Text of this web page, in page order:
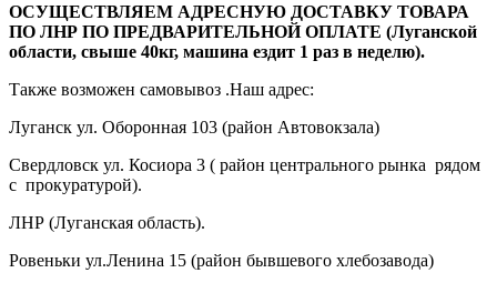
ОСУЩЕСТВЛЯЕМ АДРЕСНУЮ ДОСТАВКУ ТОВАРА
ПО ЛНР ПО ПРЕДВАРИТЕЛЬНОЙ ОПЛАТЕ (Луганской
области, свыше 40кг, машина ездит 1 раз в неделю).
Также возможен самовывоз .Наш адрес:
Луганск ул. Оборонная 103 (район Автовокзала)
Свердловск ул. Косиора 3 ( район центрального рынка рядом
с прокуратурой).
ЛНР (Луганская область).
Ровеньки ул.Ленина 15 (район бывшевого хлебозавода)